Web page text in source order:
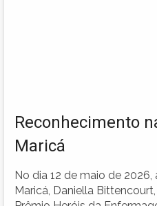
Reconhecimento
Maricá
No dia 12 de maio de
Maricá, Daniella